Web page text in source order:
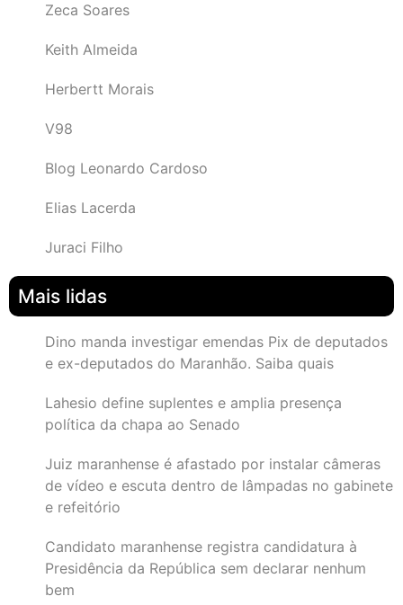
Zeca Soares
Keith Almeida
Herbertt Morais
V98
Blog Leonardo Cardoso
Elias Lacerda
Juraci Filho
Mais lidas
Dino manda investigar emendas Pix de deputados
e ex-deputados do Maranhão. Saiba quais
Lahesio define suplentes e amplia presença
política da chapa ao Senado
Juiz maranhense é afastado por instalar câmeras
de vídeo e escuta dentro de lâmpadas no gabinete
e refeitório
Candidato maranhense registra candidatura à
Presidência da República sem declarar nenhum
bem